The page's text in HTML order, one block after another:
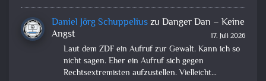
Daniel Jörg Schuppeliuszu Danger Dan – Keine
Angst
17. Juli 2026
Laut dem ZDF ein Aufruf zur Gewalt. Kann ich so
nicht sagen. Eher ein Aufruf sich gegen
Rechtsextremisten aufzustellen. Vielleicht…